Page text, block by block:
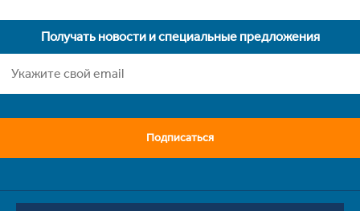
Получать новости и специальные предложения
Подписаться